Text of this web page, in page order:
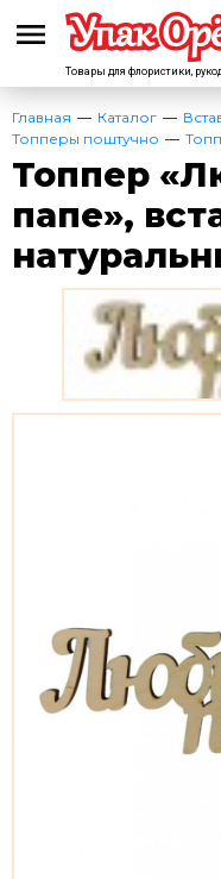
Товары для флористики,
Главная Каталог
Топперы поштучно
Топпер
папе»,